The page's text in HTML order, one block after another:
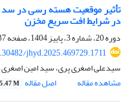
تأثیر موقعیت هسته رسی در سد
در شرایط افت سریع مخزن
دوره 20، شماره 3، پاییز 1404، صفحه
jhyd.2025.469729.1711
سیدعلی اصغری پری، سید امین
مشاهده مقاله
اصل مقاله 5.47 M